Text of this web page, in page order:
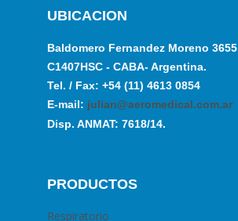
UBICACION
Baldomero Fernandez Moreno 3655
C1407HSC - CABA- Argentina.
Tel. / Fax: +54 (11) 4613 0854
E-mail: julian@aeromedical.com.ar
Disp. ANMAT: 7618/14.
PRODUCTOS
Respiratorio